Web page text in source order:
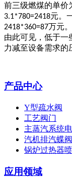
前三级燃煤的单价
3.1*780=2418元。
2418*360=87万元。
由此可见，低于一
力减至设备需求的
产品中心
Y型疏水阀
工艺阀门
主蒸汽系统
汽机排汽蝶阀
锅炉过热器
应用领域